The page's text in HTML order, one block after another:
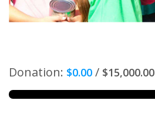
Donation: $0.00 / $15,000.00